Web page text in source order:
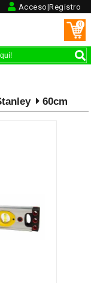
Acceso|Registro
0
60cm